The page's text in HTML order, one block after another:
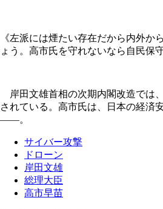
《左派には煙たい存在だから内外か
ょう。高市氏を守れないなら自民保
岸田文雄首相の次期内閣改造では
されている。高市氏は、日本の経済
――。
サイバー攻撃
ドローン
岸田文雄
総理大臣
高市早苗